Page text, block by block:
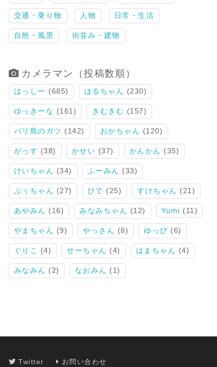
交通・乗り物 人物 日常・生活
自然・風景 街並み・建物
カメラマン（投稿数順）
はっしー (685) はるちゃん (230)
ゆっきーな (161) きむきむ (157)
バリ島のガツ (142) おかちゃん (120)
がっす (38) かせい (37) かんかん (35)
けいちゃん (34) ふーみん (33)
ぷぅちゃん (27) ひで (25) すけちゃん (21)
あやみん (16) みなみちゃん (12) Yumi (11)
やまちゃん (9) やっさん (8) ゆっぴ (6)
ぐりこ (4) せーちゃん (4) はまちゃん (4)
みなみん (2) なおみん (1)
Twitter お問い合わせ